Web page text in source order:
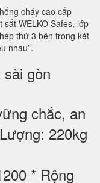
cháy cao cấp
WELKO Safes, lớp
thứ 3 bên trong két
nhau”.
gòn
chắc, an
220kg
* Rộng